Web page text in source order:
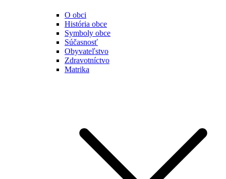
O obci
História obce
Symboly obce
Súčasnosť
Obyvateľstvo
Zdravotníctvo
Matrika